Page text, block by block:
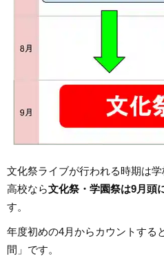
文化祭ライブが行われる時期は学
高校なら文化祭・学園祭は9月頭
す。
年度初めの4月からカウントする
間」です。